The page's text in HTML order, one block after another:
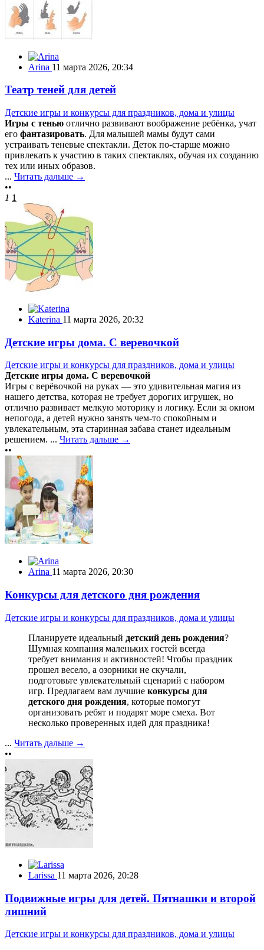
Arina 11 марта 2026, 20:34
Театр теней для детей
Детские игры и конкурсы для праздников, дома и улицы
Игры с тенью отлично развивают воображение ребёнка, учат
его фантазировать. Для малышей мамы будут сами
устраивать теневые спектакли. Деток по-старше можно
привлекать к участию в таких спектаклях, обучая их созданию
тех или иных образов.
... Читать дальше →
••
1 1
Katerina 11 марта 2026, 20:32
Детские игры дома. С веревочкой
Детские игры и конкурсы для праздников, дома и улицы
Детские игры дома. С веревочкой
Игры с верёвочкой на руках — это удивительная магия из
нашего детства, которая не требует дорогих игрушек, но
отлично развивает мелкую моторику и логику. Если за окном
непогода, а детей нужно занять чем-то спокойным и
увлекательным, эта старинная забава станет идеальным
решением. ... Читать дальше →
••
Arina 11 марта 2026, 20:30
Конкурсы для детского дня рождения
Детские игры и конкурсы для праздников, дома и улицы
Планируете идеальный детский день рождения?
Шумная компания маленьких гостей всегда
требует внимания и активностей! Чтобы праздник
прошел весело, а озорники не скучали,
подготовьте увлекательный сценарий с набором
игр. Предлагаем вам лучшие конкурсы для
детского дня рождения, которые помогут
организовать ребят и подарят море смеха. Вот
несколько проверенных идей для праздника!
... Читать дальше →
••
Larissa 11 марта 2026, 20:28
Подвижные игры для детей. Пятнашки и второй
лишний
Детские игры и конкурсы для праздников, дома и улицы